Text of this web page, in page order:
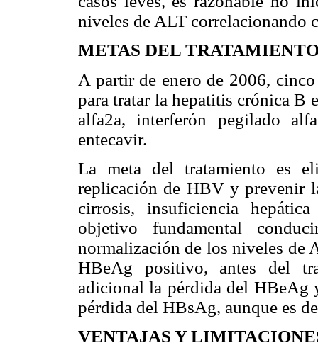
niveles de ALT correlacionando
METAS DEL
A partir de enero de 2006,
para tratar la hepatitis crónica B
alfa2a, interferón pegilado
entecavir.
La meta del tratamiento es
replicación de HBV y prevenir
cirrosis, insuficiencia
objetivo fundamental
normalización de los niveles de
HBeAg positivo, antes del
adicional la pérdida del
pérdida del HBsAg, aunque es
VENTAJAS Y